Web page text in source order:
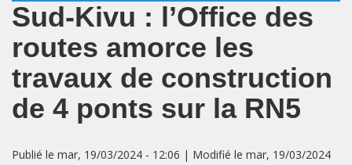
Sud-Kivu : l’Office des
routes amorce les
travaux de construction
de 4 ponts sur la RN5
Publié le mar, 19/03/2024 - 12:06 | Modifié le mar, 19/03/2024